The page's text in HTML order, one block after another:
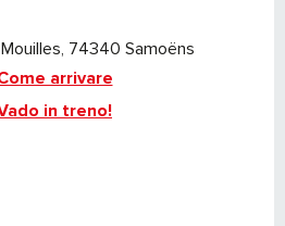
74340 Samoëns
arrivare
in treno!